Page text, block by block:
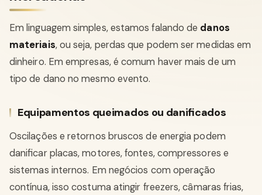
Em linguagem simples, estamos falando de danos
materiais, ou seja, perdas que podem ser medidas em
dinheiro. Em empresas, é comum haver mais de um
tipo de dano no mesmo evento.
Equipamentos queimados ou danificados
Oscilações e retornos bruscos de energia podem
danificar placas, motores, fontes, compressores e
sistemas internos. Em negócios com operação
contínua, isso costuma atingir freezers, câmaras frias,